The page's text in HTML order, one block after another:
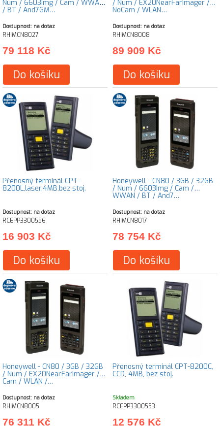
Num / 6603Img / Cam / WWAN
/ BT / And7GM…
Dostupnost: na dotaz
RHIMCN8027
79 118 Kč
Do košíku
/ Num / EX20NearFarImager /
NoCam / WLAN…
Dostupnost: na dotaz
RHIMCN8008
89 909 Kč
Do košíku
Přenosný terminál CPT-
8200L,laser,4MB,bez stoj.
Dostupnost: na dotaz
RCEPP3300556
16 903 Kč
Do košíku
Honeywell - CN80 / 3GB / 32GB
/ Num / 6603Img / Cam /
WWAN / BT / And7…
Dostupnost: na dotaz
RHIMCN8017
78 754 Kč
Do košíku
Honeywell - CN80 / 3GB / 32GB
/ Num / EX20NearFarImager /
Cam / WLAN /…
Dostupnost: na dotaz
RHIMCN8005
76 311 Kč
Přenosný terminál CPT-8200C,
CCD, 4MB, bez stoj.
Skladem
RCEPP3300553
12 576 Kč